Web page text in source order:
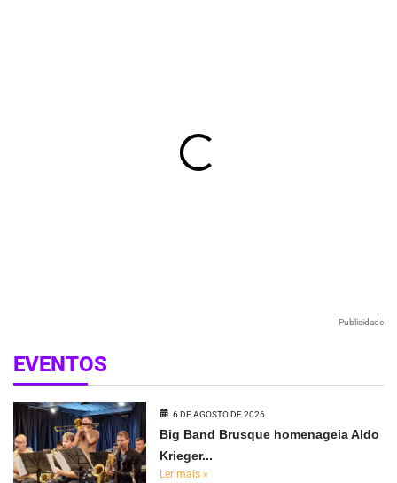
Publicidade
EVENTOS
6 DE AGOSTO DE 2026
Big Band Brusque homenageia Aldo
Krieger...
Ler mais »